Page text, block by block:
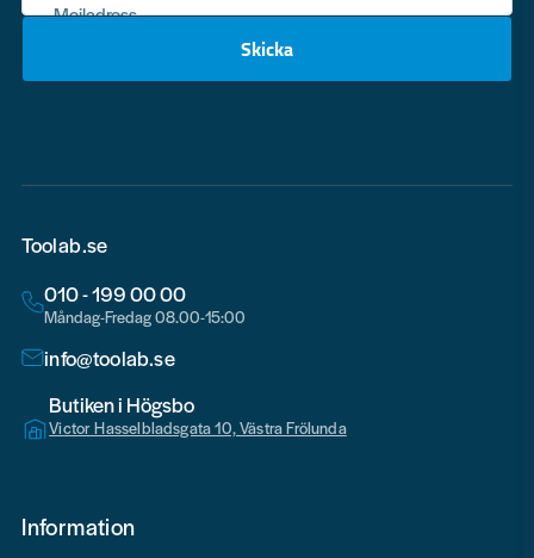
Mejladress
Skicka
Toolab.se
010 - 199 00 00
Måndag-Fredag 08.00-15:00
info@toolab.se
Butiken i Högsbo
Victor Hasselbladsgata 10, Västra Frölunda
Information